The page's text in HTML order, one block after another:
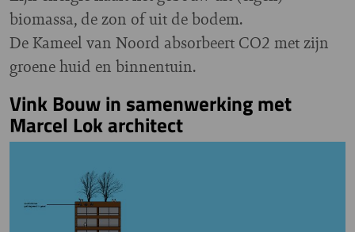
biomassa, de zon of uit de bodem.
De Kameel van Noord absorbeert CO2 met zijn
groene huid en binnentuin.
Vink Bouw in samenwerking met
Marcel Lok architect